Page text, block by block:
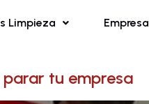
Limpieza Empresa
tu empresa